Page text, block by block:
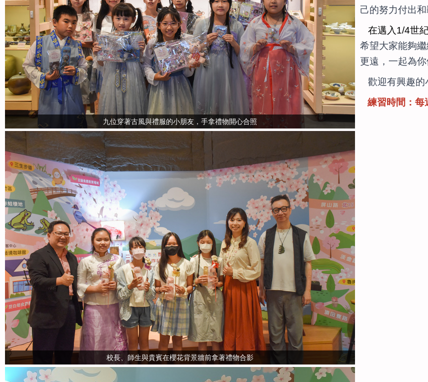
九位穿著古風與禮服的小朋友，手拿禮物開心合照
校長、師生與貴賓在櫻花背景牆前拿著禮物合影
己的努力付出
在邁入1/4世
希望大家能夠
更遠，一起為
歡迎有興趣的
練習時間：每